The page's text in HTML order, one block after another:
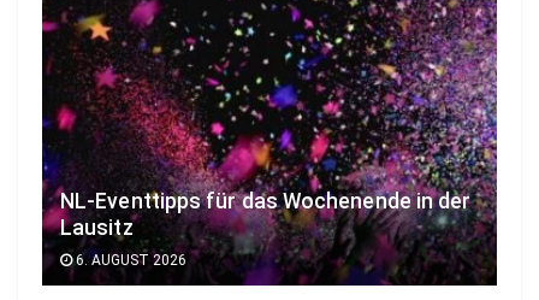
NL-Eventtipps für das Wochenende in der
Lausitz
6. AUGUST 2026